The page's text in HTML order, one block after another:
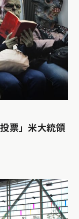
票」米大統領